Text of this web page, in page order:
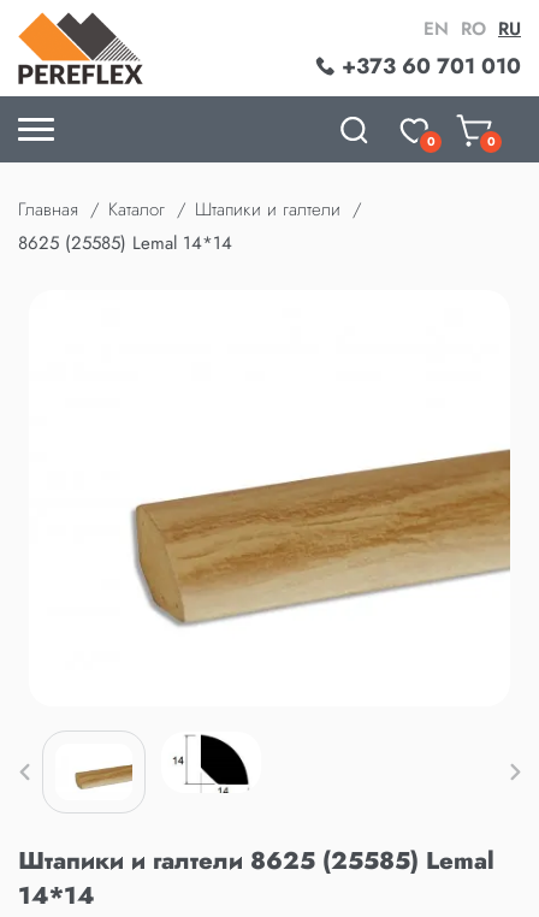
+373 60 701 010
EN RO RU
0 0
Главная Каталог
Штапики и галтели
8625 (25585) Lemal 14*14
Штапики и галтели 8625 (25585) Lemal
14*14